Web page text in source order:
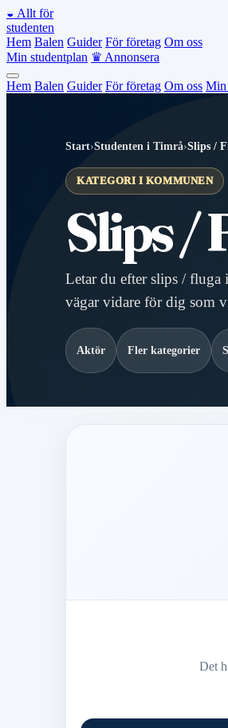
◒ Allt för
studenten
Hem Balen Guider För företag Om oss
Min studentplan ♛ Annonsera
Hem Balen Guider För företag Om oss Min
Start›Studenten i Timrå›Slips /
KATEGORI I KOMMUNEN
Slips /
Letar du efter slips / fluga
vägar vidare för dig som
Aktör Fler kategorier
Det